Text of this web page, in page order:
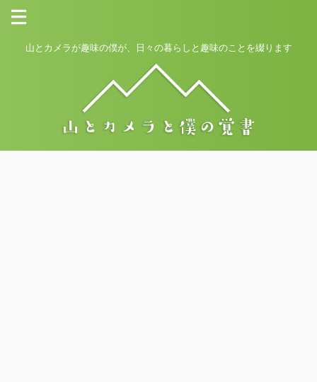
山とカメラが趣味の僕が、日々の暮らしと趣味のことを綴ります